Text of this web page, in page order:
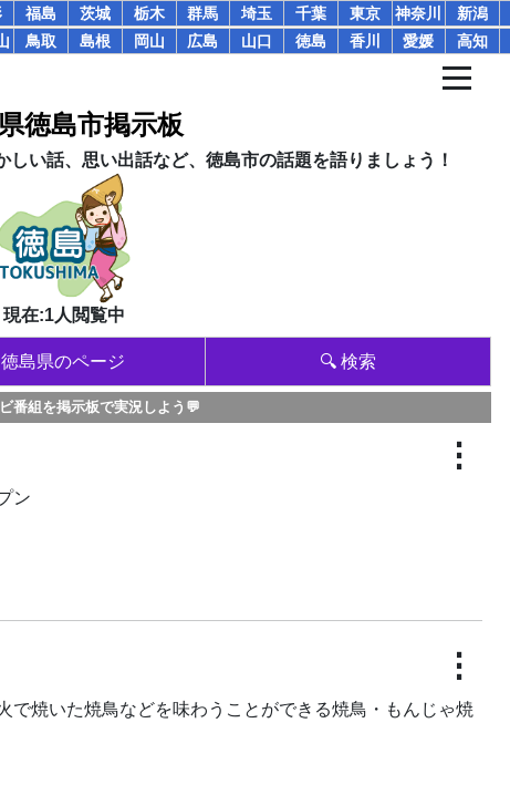
福島 茨城 栃木 群馬 埼玉 千葉 東京 神奈川 新潟
鳥取 島根 岡山 広島 山口 徳島 香川 愛媛 高知
徳島市掲示板
い話、思い出話など、徳島市の話題を語りましょう！
現在:1人閲覧中
徳島県のページ 🔍 検索
番組を掲示板で実況しよう💬
⋮
ン
⋮
で焼いた焼鳥などを味わうことができる焼鳥・もんじゃ焼